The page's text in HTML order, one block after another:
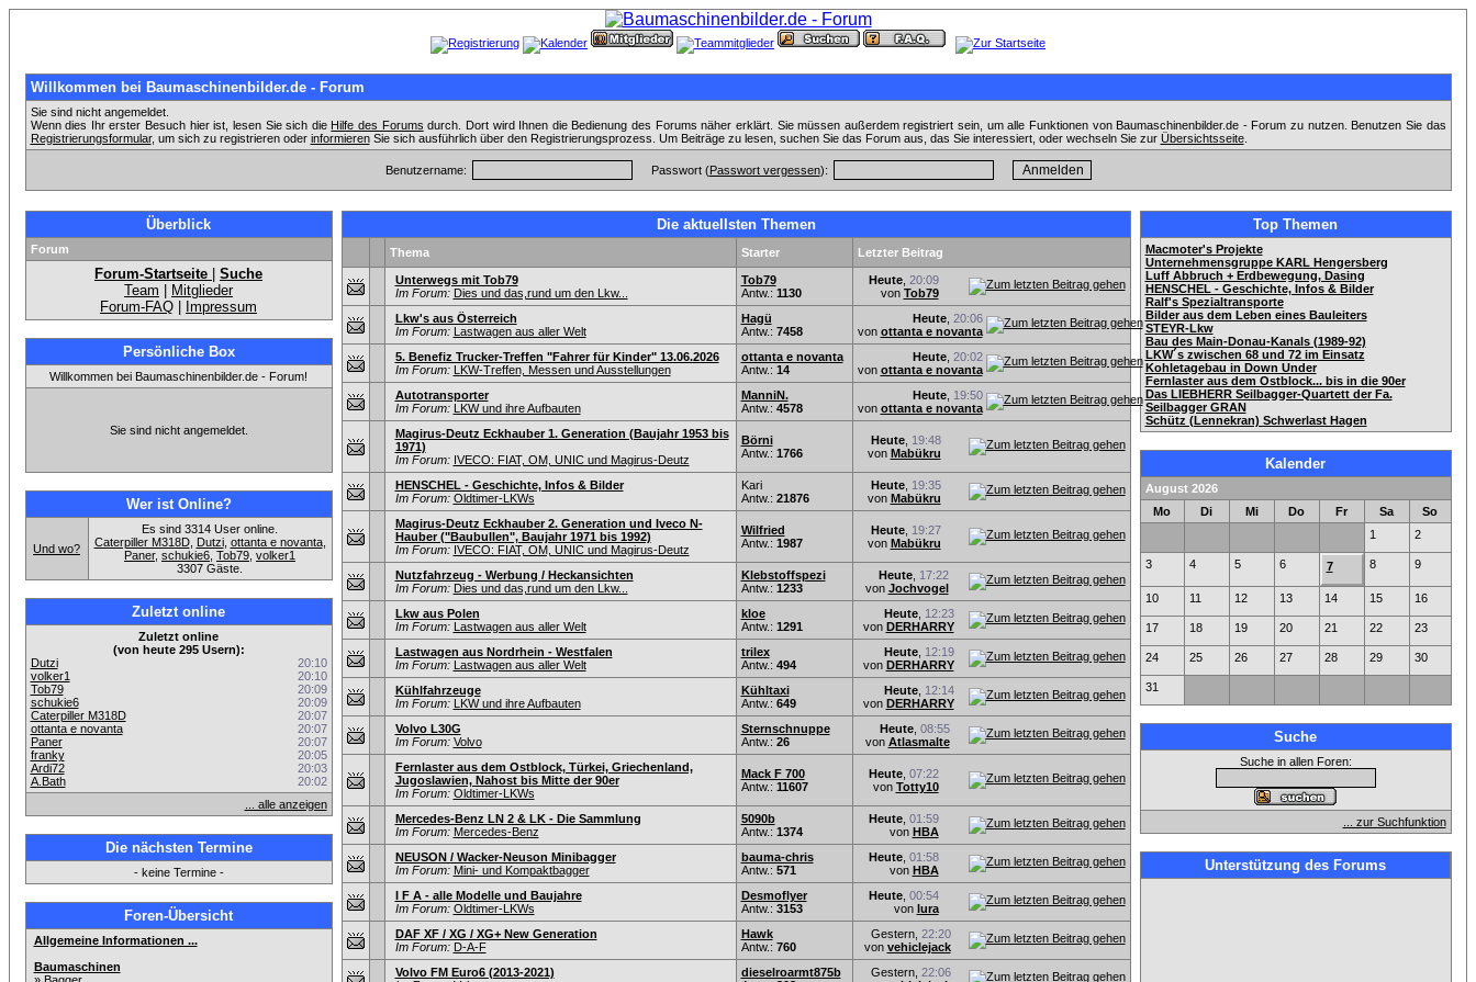
Willkommen bei Baumaschinenbilder.de - Forum
Sie sind nicht angemeldet.
Wenn dies Ihr erster Besuch hier ist, lesen Sie sich die Hilfe des Forums durch. Dort wird Ihnen die Bedienung des Forums näher erklärt. Sie müssen außerdem registriert sein, um alle Funktionen von Baumaschinenbilder.de - Forum zu nutzen. Benutzen Sie das
Registrierungsformular, um sich zu registrieren oder informierenSie sich ausführlich über den Registrierungsprozess. Um Beiträge zu lesen, suchen Sie das Forum aus, das Sie interessiert, oder wechseln Sie zur Übersichtsseite.
Benutzername: Passwort (Passwort vergessen):
Überblick
Forum
Forum-Startseite
Suche
Team
Mitglieder
Forum-FAQ
Impressum
Persönliche Box
Willkommen bei Baumaschinenbilder.de - Forum!
Sie sind nicht angemeldet.
Wer ist Online?
Und wo?
Es sind 3314 User online.
Caterpiller M318D, Dutzi, ottanta e novanta,
Paner, schukie6 Tob79 volker1
3307 Gäste.
Zuletzt online
Zuletzt online
(von heute 295 Usern):
Dutzi
20:10
volker1
20:10
Tob79
20:09
schukie6
20:09
Caterpiller M318D
20:07
ottanta e novanta
20:07
Paner
20:07
franky
20:05
Ardi72
20:03
A.Bath
20:02
... alle anzeigen
Die nächsten Termine
- keine Termine -
Foren-Übersicht
Allgemeine Informationen ...
Baumaschinen
Die aktuellsten Themen
Thema Starter Letzter Beitrag
Unterwegs mit Tob79
Im Forum: Dies und das,rund um den Lkw...
Tob79
Antw.: 1130
Heute, 20:09
von Tob79
Lkw's aus Österreich
Im Forum: Lastwagen aus aller Welt
Hagü
Antw.: 7458
Heute, 20:06
von ottanta e novanta
5. Benefiz Trucker-Treffen "Fahrer für Kinder" 13.06.2026
Im Forum: LKW-Treffen, Messen und Ausstellungen
ottanta e novanta
Antw.: 14
Heute, 20:02
von ottanta e novanta
Autotransporter
Im Forum: LKW und ihre Aufbauten
ManniN.
Antw.: 4578
Heute, 19:50
von ottanta e novanta
Magirus-Deutz Eckhauber 1. Generation (Baujahr 1953 bis
1971)
Im Forum: IVECO: FIAT, OM, UNIC und Magirus-Deutz
Börni
Antw.: 1766
Heute, 19:48
von Mabükru
HENSCHEL - Geschichte, Infos & Bilder
Im Forum: Oldtimer-LKWs
Kari
Antw.: 21876
Heute, 19:35
von Mabükru
Magirus-Deutz Eckhauber 2. Generation und Iveco N-
Hauber ("Baubullen", Baujahr 1971 bis 1992)
Im Forum: IVECO: FIAT, OM, UNIC und Magirus-Deutz
Wilfried
Antw.: 1987
Heute, 19:27
von Mabükru
Nutzfahrzeug - Werbung / Heckansichten
Im Forum: Dies und das,rund um den Lkw...
Klebstoffspezi
Antw.: 1233
Heute, 17:22
von Jochvogel
Lkw aus Polen
Im Forum: Lastwagen aus aller Welt
kloe
Antw.: 1291
Heute, 12:23
von DERHARRY
Lastwagen aus Nordrhein - Westfalen
Im Forum: Lastwagen aus aller Welt
trilex
Antw.: 494
Heute, 12:19
von DERHARRY
Kühlfahrzeuge
Im Forum: LKW und ihre Aufbauten
Kühltaxi
Antw.: 649
Heute, 12:14
von DERHARRY
Volvo L30G
Im Forum: Volvo
Sternschnuppe
Antw.: 26
Heute, 08:55
von Atlasmalte
Fernlaster aus dem Ostblock, Türkei, Griechenland,
Jugoslawien, Nahost bis Mitte der 90er
Im Forum: Oldtimer-LKWs
Mack F 700
Antw.: 11607
Heute, 07:22
von Totty10
Mercedes-Benz LN 2 & LK - Die Sammlung
Im Forum: Mercedes-Benz
5090b
Antw.: 1374
Heute, 01:59
von HBA
NEUSON / Wacker-Neuson Minibagger
Im Forum: Mini- und Kompaktbagger
bauma-chris
Antw.: 571
Heute, 01:58
von HBA
I F A - alle Modelle und Baujahre
Im Forum: Oldtimer-LKWs
Desmoflyer
Antw.: 3153
Heute, 00:54
von lura
DAF XF / XG / XG+ New Generation
Im Forum: D-A-F
Hawk
Antw.: 760
Gestern, 22:20
von vehiclejack
Volvo FM Euro6 (2013-2021)
dieselroarmt875b
Gestern, 22:06
Top Themen
Macmoter's Projekte
Unternehmensgruppe KARL Hengersberg
Luff Abbruch + Erdbewegung, Dasing
HENSCHEL - Geschichte, Infos & Bilder
Ralf's Spezialtransporte
Bilder aus dem Leben eines Bauleiters
STEYR-Lkw
Bau des Main-Donau-Kanals (1989-92)
LKW´s zwischen 68 und 72 im Einsatz
Kohletagebau in Down Under
Fernlaster aus dem Ostblock... bis in die 90er
Das LIEBHERR Seilbagger-Quartett der Fa.
Seilbagger GRAN
Schütz (Lennekran) Schwerlast Hagen
Kalender
August 2026
Mo
Di Mi Do Fr Sa
So
1
2
3 4 5 6 7 8 9
10 11 12 13 14 15 16
17 18 19 20 21 22 23
24 25 26 27 28 29 30
31
Suche
Suche in allen Foren:
... zur Suchfunktion
Unterstützung des Forums